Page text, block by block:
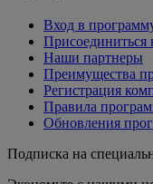
Вход в
Присоединиться
Наши партнеры
Преимущества
Регистрация
Правила
Обновления
Подписка на